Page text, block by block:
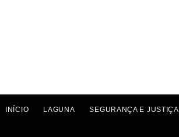
INÍCIO LAGUNA SEGURANÇA E JUSTIÇA